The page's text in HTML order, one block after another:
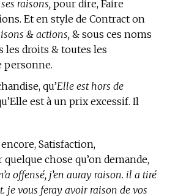
raisons, pour dire, Faire
Et en style de Contract on
& actions, & sous ces noms
les droits & toutes les
personne.
qu’Elle est hors de
est à un prix excessif. Il
Satisfaction,
chose qu’on demande,
offensé, j’en auray raison. il a tiré
je vous feray avoir raison de vos